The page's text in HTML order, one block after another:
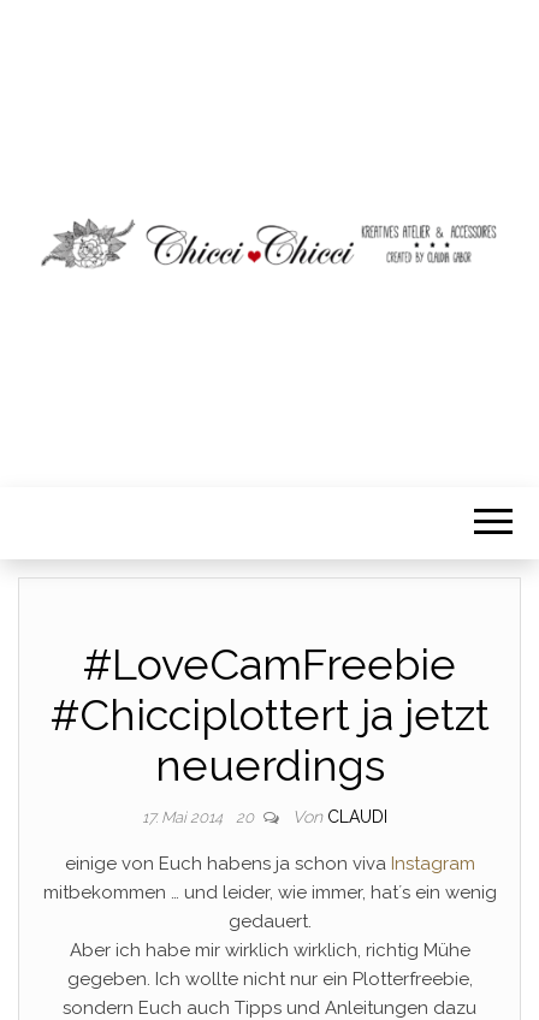
#LoveCamFreebie
#Chicciplottert ja jetzt
neuerdings
17. Mai 2014 20 Von CLAUDI
einige von Euch habens ja schon viva Instagram
mitbekommen … und leider, wie immer, hat´s ein wenig
gedauert.
Aber ich habe mir wirklich wirklich, richtig Mühe
gegeben. Ich wollte nicht nur ein Plotterfreebie,
sondern Euch auch Tipps und Anleitungen dazu